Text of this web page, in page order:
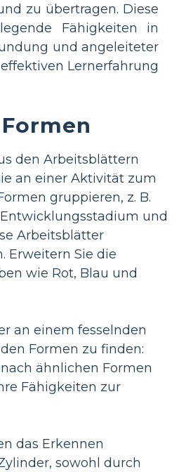
zu übertragen. Diese
Fähigkeiten in
und angeleiteter
Lernerfahrung
den Arbeitsblättern
an einer Aktivität zum
gruppieren, z. B.
und
Arbeitsblätter
Erweitern Sie die
wie Rot, Blau und
an einem fesselnden
Formen zu finden:
ähnlichen Formen
Fähigkeiten zur
das Erkennen
sowohl durch